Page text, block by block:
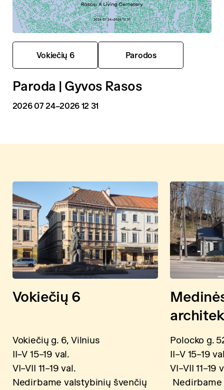
Vokiečių 6 Parodos
Paroda | Gyvos Rasos
2026 07 24–2026 12 31
Vokiečių 6
Vokiečių g. 6, Vilnius
II–V 15–19 val.
VI–VII 11–19 val.
Nedirbame valstybinių švenčių
Polocko g.
II–V 15–19
VI–VII 11–19